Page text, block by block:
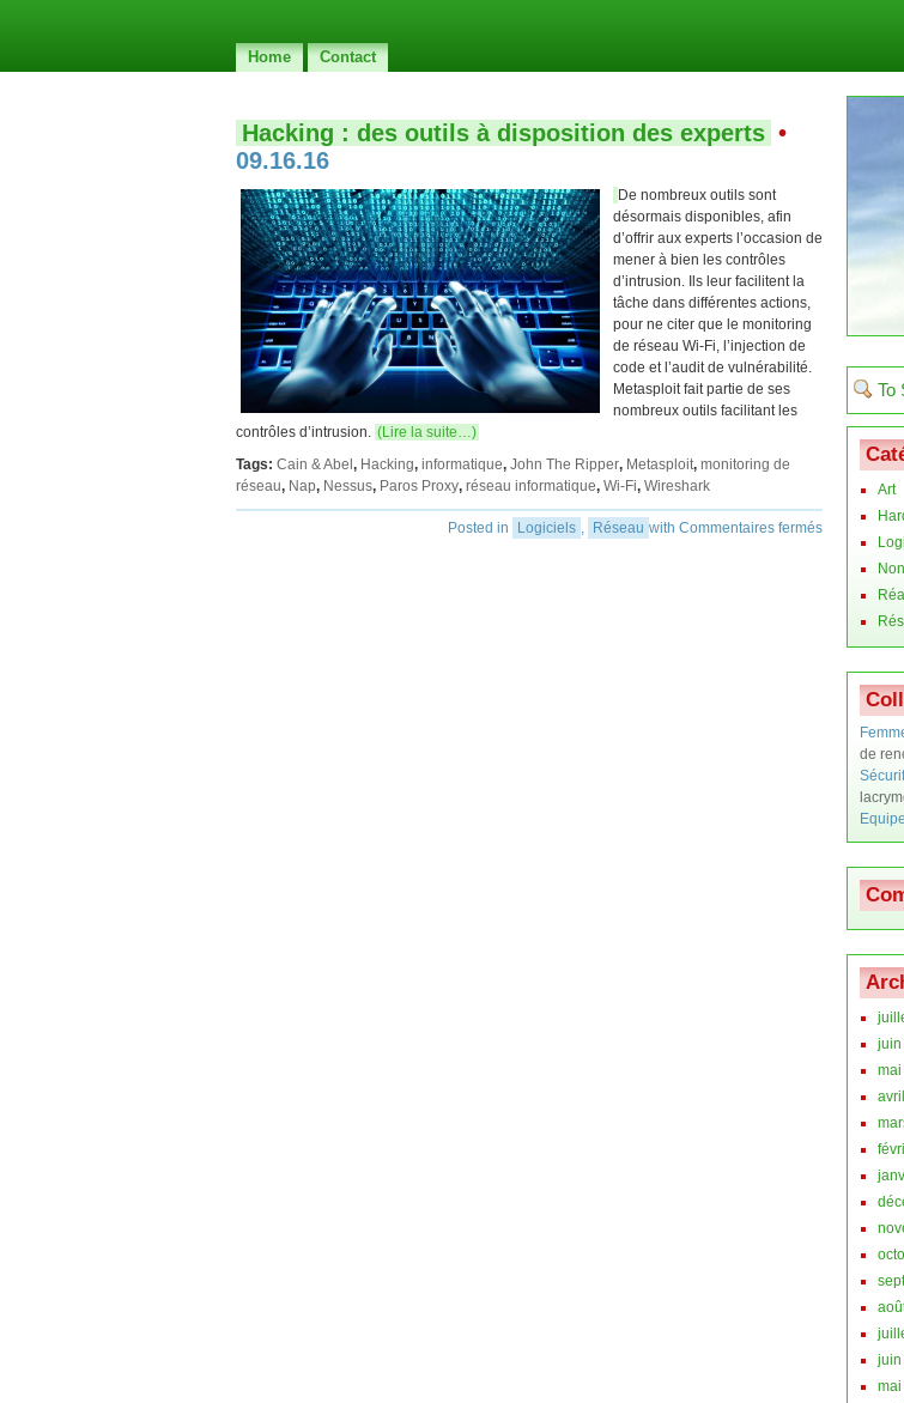
Home Contact
Hacking : des outils à disposition des experts •
09.16.16
De nombreux outils sont
désormais disponibles, afin
d’offrir aux experts l’occasion de
mener à bien les contrôles
d’intrusion. Ils leur facilitent la
tâche dans différentes actions,
pour ne citer que le monitoring
de réseau Wi-Fi, l’injection de
code et l’audit de vulnérabilité.
Metasploit fait partie de ses
nombreux outils facilitant les
contrôles d’intrusion. (Lire la suite…)
Tags: Cain & Abel, Hacking, informatique, John The Ripper, Metasploit, monitoring de
réseau, Nap, Nessus, Paros Proxy, réseau informatique, Wi-Fi, Wireshark
Posted in Logiciels Réseau with Commentaires fermés
Art
de
juin
mai
juin